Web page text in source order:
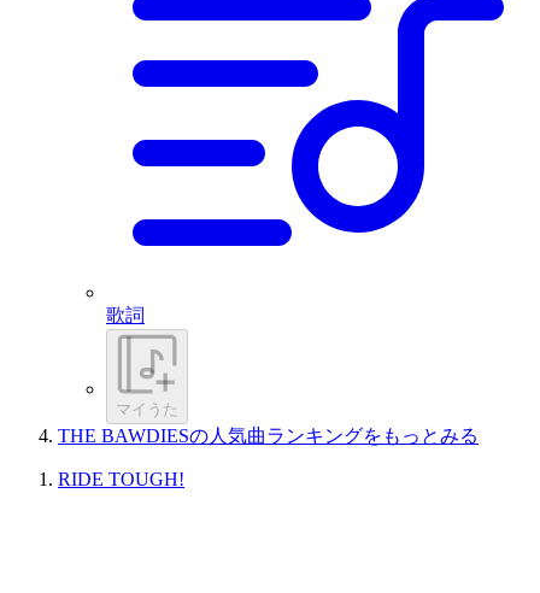
歌詞
マイうた
THE BAWDIESの人気曲ランキングをもっとみる
RIDE TOUGH!